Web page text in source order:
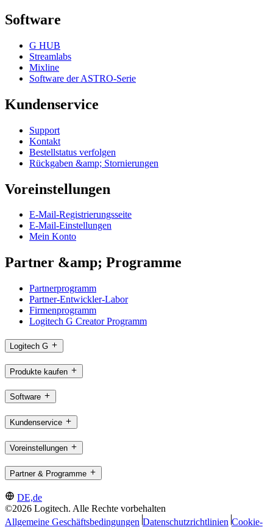
Software
G HUB
Streamlabs
Mixline
Software der ASTRO-Serie
Kundenservice
Support
Kontakt
Bestellstatus verfolgen
Rückgaben &amp; Stornierungen
Voreinstellungen
E-Mail-Registrierungsseite
E-Mail-Einstellungen
Mein Konto
Partner &amp; Programme
Partnerprogramm
Partner-Entwickler-Labor
Firmenprogramm
Logitech G Creator Programm
Logitech G
Produkte kaufen
Software
Kundenservice
Voreinstellungen
Partner & Programme
DE,de
©2026 Logitech. Alle Rechte vorbehalten
Allgemeine Geschäftsbedingungen Datenschutzrichtlinien Cookie-